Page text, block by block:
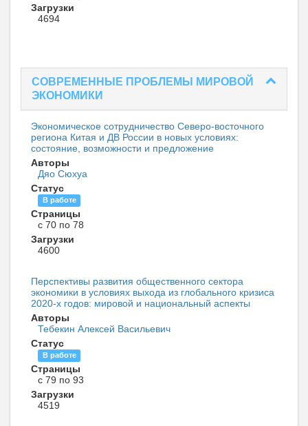
Загрузки
4694
СОВРЕМЕННЫЕ ПРОБЛЕМЫ МИРОВОЙ
ЭКОНОМИКИ
Экономическое сотрудничество Северо-восточного
региона Китая и ДВ России в новых условиях:
состояние, возможности и предложение
Авторы
Дяо Сюхуа
Статус
В работе
Страницы
с 70 по 78
Загрузки
4600
Перспективы развития общественного сектора
экономики в условиях выхода из глобального кризиса
2020-х годов: мировой и национальный аспекты
Авторы
Тебекин Алексей Васильевич
Статус
В работе
Страницы
с 79 по 93
Загрузки
4519